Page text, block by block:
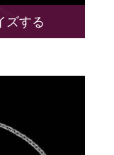
ズする